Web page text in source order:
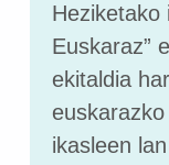
Heziketako
Euskaraz”
ekitaldia
ikasleen